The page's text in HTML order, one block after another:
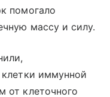
помогало
массу и силу.
иммунной
от клеточного